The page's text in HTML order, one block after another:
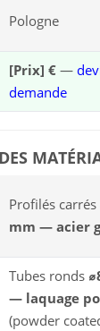
Pologne
[Prix] € —
demande
Profilés carrés
mm — acier
Tubes ronds
— laquage
(powder